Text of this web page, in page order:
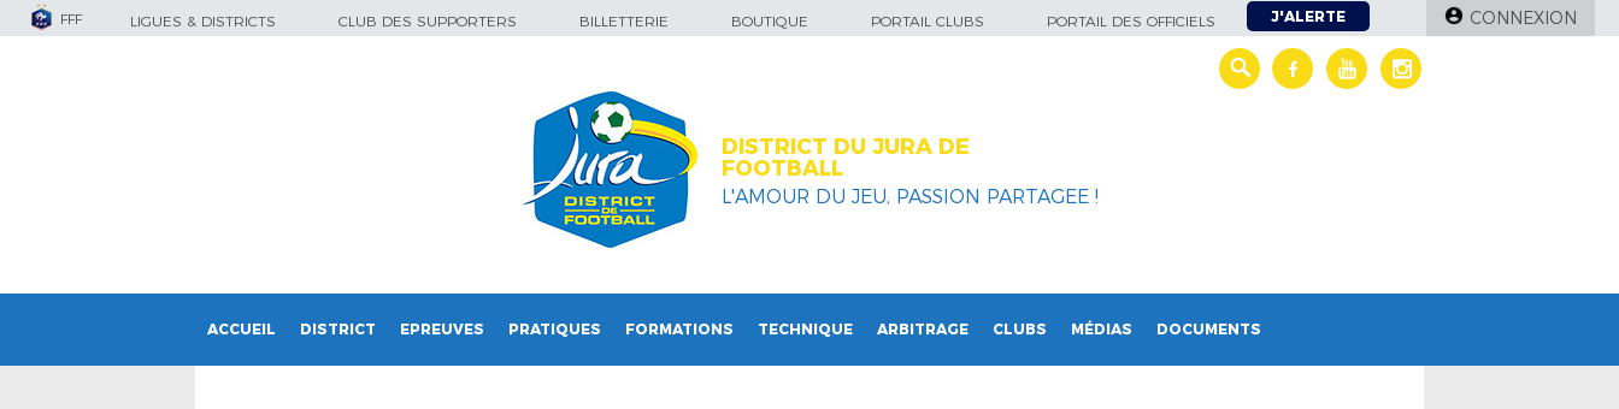
FFF LIGUES & DISTRICTS CLUB DES SUPPORTERS BILLETTERIE BOUTIQUE PORTAIL CLUBS PORTAIL DES OFFICIELS J'ALERTE CONNEXION
DISTRICT DU JURA DE
FOOTBALL
L'AMOUR DU JEU, PASSION PARTAGEE !
ACCUEIL DISTRICT EPREUVES PRATIQUES FORMATIONS TECHNIQUE ARBITRAGE CLUBS MÉDIAS DOCUMENTS